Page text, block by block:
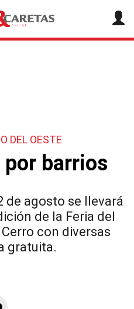
DEL OESTE
por barrios
de agosto se llevará
de la Feria del
con diversas
gratuita.